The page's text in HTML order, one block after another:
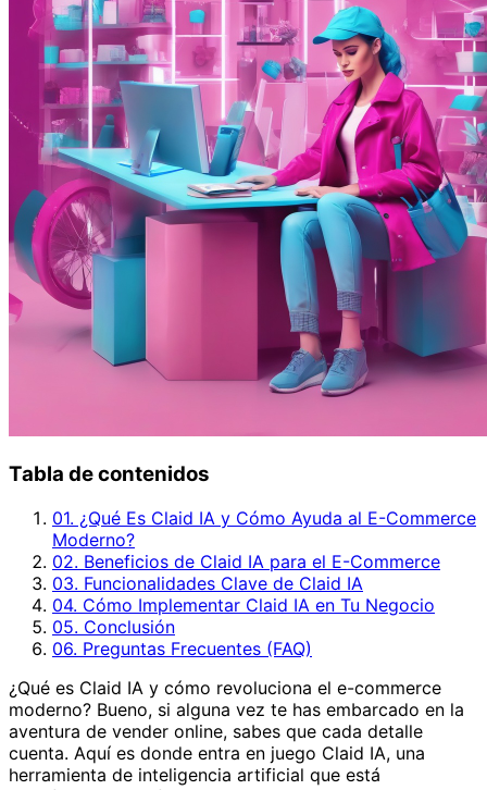
Tabla de contenidos
01. ¿Qué Es Claid IA y Cómo Ayuda al E-Commerce
Moderno?
02. Beneficios de Claid IA para el E-Commerce
03. Funcionalidades Clave de Claid IA
04. Cómo Implementar Claid IA en Tu Negocio
05. Conclusión
06. Preguntas Frecuentes (FAQ)
¿Qué es Claid IA y cómo revoluciona el e-commerce
moderno? Bueno, si alguna vez te has embarcado en la
aventura de vender online, sabes que cada detalle
cuenta. Aquí es donde entra en juego Claid IA, una
herramienta de inteligencia artificial que está